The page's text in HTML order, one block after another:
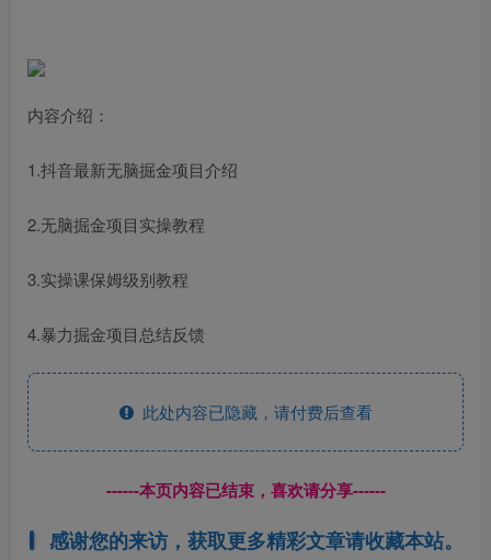
内容介绍：
1.抖音最新无脑掘金项目介绍
2.无脑掘金项目实操教程
3.实操课保姆级别教程
4.暴力掘金项目总结反馈
此处内容已隐藏，请付费后查看
------本页内容已结束，喜欢请分享------
感谢您的来访，获取更多精彩文章请收藏本站。